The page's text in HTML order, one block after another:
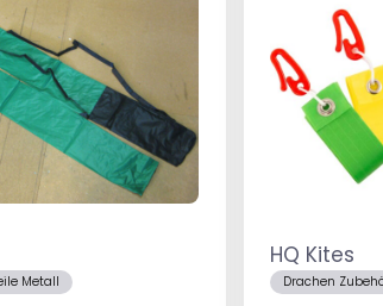
Metall
HQ Kites
Drachen